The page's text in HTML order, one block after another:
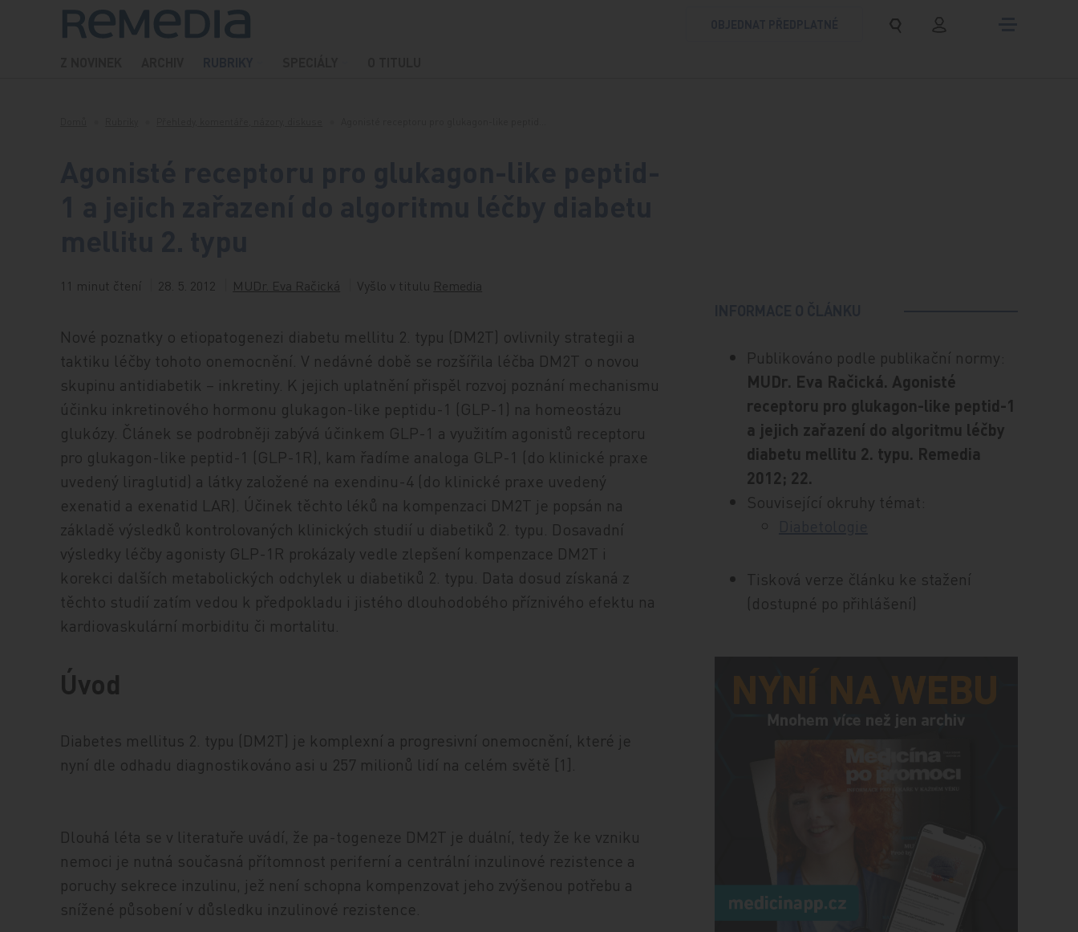
Přeskočit na obsah
11 minut čtení 28. 5. 2012 MUDr. Eva Račická Vyšlo v titulu Remedia
Nové poznatky o etiopatogenezi diabetu mellitu 2. typu (DM2T) ovlivnily strategii a
taktiku léčby tohoto onemocnění. V nedávné době se rozšířila léčba DM2T o novou
skupinu antidiabetik – inkretiny. K jejich uplatnění přispěl rozvoj poznání mechanismu
účinku inkretinového hormonu glukagon-like peptidu-1 (GLP-1) na homeostázu
glukózy. Článek se podrobněji zabývá účinkem GLP-1 a využitím agonistů receptoru
pro glukagon-like peptid-1 (GLP-1R), kam řadíme analoga GLP-1 (do klinické praxe
uvedený liraglutid) a látky založené na exendinu-4 (do klinické praxe uvedený
exenatid a exenatid LAR). Účinek těchto léků na kompenzaci DM2T je popsán na
základě výsledků kontrolovaných klinických studií u diabetiků 2. typu. Dosavadní
výsledky léčby agonisty GLP-1R prokázaly vedle zlepšení kompenzace DM2T i
korekci dalších metabolických odchylek u diabetiků 2. typu. Data dosud získaná z
těchto studií zatím vedou k předpokladu i jistého dlouhodobého příznivého efektu na
kardiovaskulární morbiditu či mortalitu.
Úvod
Diabetes mellitus 2. typu (DM2T) je komplexní a progresivní onemocnění, které je
nyní dle odhadu diagnostikováno asi u 257 milionů lidí na celém světě [1].
Dlouhá léta se v literatuře uvádí, že pa-togeneze DM2T je duální, tedy že ke vzniku
nemoci je nutná současná přítomnost periferní a centrální inzulinové rezistence a
poruchy sekrece inzulinu, jež není schopna kompenzovat jeho zvýšenou potřebu a
snížené působení v důsledku inzulinové rezistence.
Publikováno podle publikační normy:
MUDr. Eva Račická. Agonisté
receptoru pro glukagon-like peptid-1
a jejich zařazení do algoritmu léčby
diabetu mellitu 2. typu. Remedia
2012; 22.
Související okruhy témat:
Tisková verze článku ke stažení
(dostupné po přihlášení)